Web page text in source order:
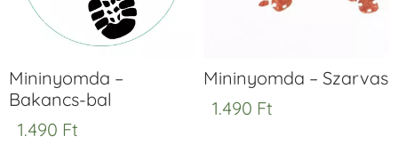
Mininyomda –
Bakancs-bal
1.490 Ft
Mininyomda – Szarvas
1.490 Ft